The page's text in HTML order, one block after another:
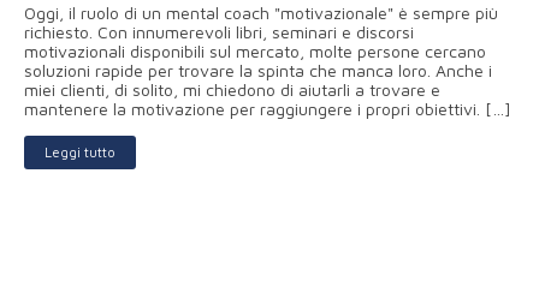
Oggi, il ruolo di un mental coach "motivazionale" è sempre più
richiesto. Con innumerevoli libri, seminari e discorsi
motivazionali disponibili sul mercato, molte persone cercano
soluzioni rapide per trovare la spinta che manca loro. Anche i
miei clienti, di solito, mi chiedono di aiutarli a trovare e
mantenere la motivazione per raggiungere i propri obiettivi. […]
Leggi tutto